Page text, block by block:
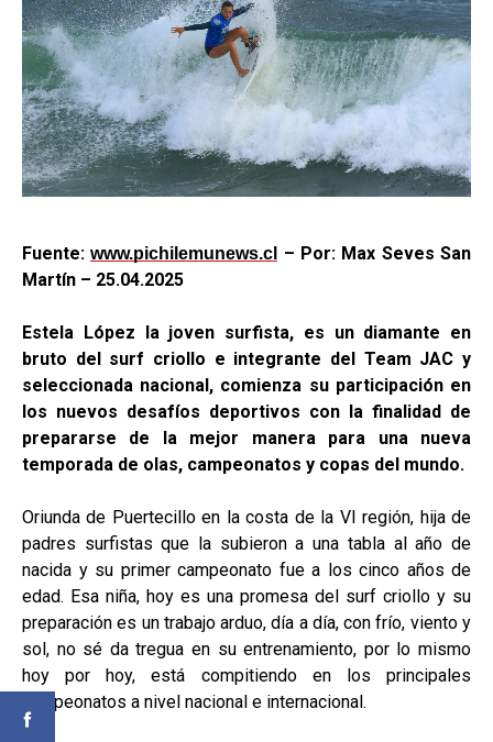
Fuente:www.pichilemunews.cl
– Por: Max Seves San
Martín – 25.04.2025
Estela López la joven surfista, es un diamante en
bruto del surf criollo e integrante del Team JAC y
seleccionada nacional, comienza su participación en
los nuevos desafíos deportivos con la finalidad de
prepararse de la mejor manera para una nueva
temporada de olas, campeonatos y copas del mundo.
Oriunda de Puertecillo en la costa de la VI región, hija de
padres surfistas que la subieron a una tabla al año de
nacida y su primer campeonato fue a los cinco años de
edad. Esa niña, hoy es una promesa del surf criollo y su
preparación es un trabajo arduo, día a día, con frío, viento y
sol, no sé da tregua en su entrenamiento, por lo mismo
hoy por hoy, está compitiendo en los principales
campeonatos a nivel nacional e internacional.